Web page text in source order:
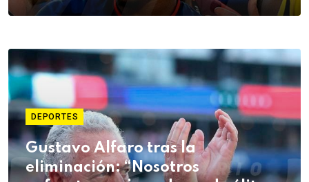
DEPORTES
Gustavo Alfaro tras la
eliminación: “Nosotros